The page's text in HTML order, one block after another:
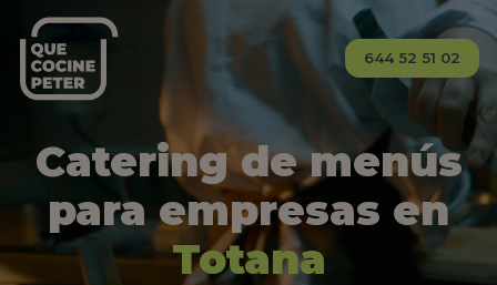
644 52 51 02
Catering de menús
para empresas en
Totana